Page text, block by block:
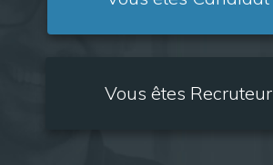
Vous êtes Recruteur